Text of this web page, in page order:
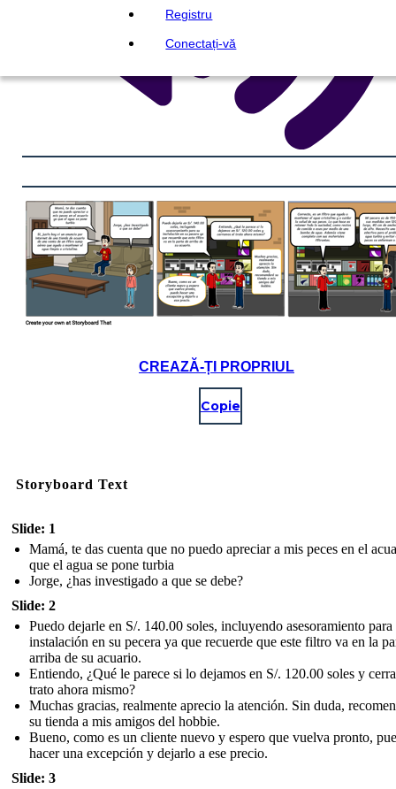
Registru
Conectați-vă
CREAZĂ-ȚI PROPRIUL
Copie
Storyboard Text
Slide: 1
Mamá, te das cuenta que no puedo apreciar a mis peces en el
que el agua se pone turbia
Jorge, ¿has investigado a que se debe?
Slide: 2
Puedo dejarle en S/. 140.00 soles, incluyendo asesoramiento para
instalación en su pecera ya que recuerde que este filtro va en la
arriba de su acuario.
Entiendo, ¿Qué le parece si lo dejamos en S/. 120.00 soles y
trato ahora mismo?
Muchas gracias, realmente aprecio la atención. Sin duda,
su tienda a mis amigos del hobbie.
Bueno, como es un cliente nuevo y espero que vuelva pronto,
hacer una excepción y dejarlo a ese precio.
Slide: 3